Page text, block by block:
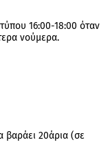
16:00-18:00 όταν
νούμερα.
βαράει 20άρια (σε